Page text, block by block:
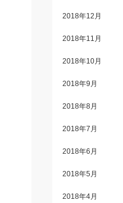
2018年12月
2018年11月
2018年10月
2018年9月
2018年8月
2018年7月
2018年6月
2018年5月
2018年4月